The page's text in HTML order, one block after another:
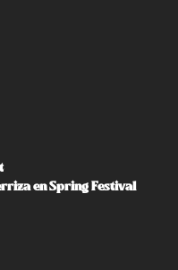
en Spring Festival